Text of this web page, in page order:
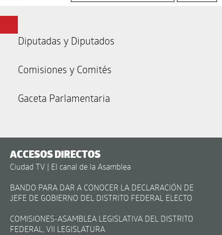
Diputadas y Diputados
Comisiones y Comités
Gaceta Parlamentaria
ACCESOS DIRECTOS
Ciudad TV | El canal de la Asamblea
BANDO PARA DAR A CONOCER LA DECLARACIÓN DE
JEFE DE GOBIERNO DEL DISTRITO FEDERAL ELECTO
COMISIONES-ASAMBLEA LEGISLATIVA DEL DISTRITO
FEDERAL, VII LEGISLATURA